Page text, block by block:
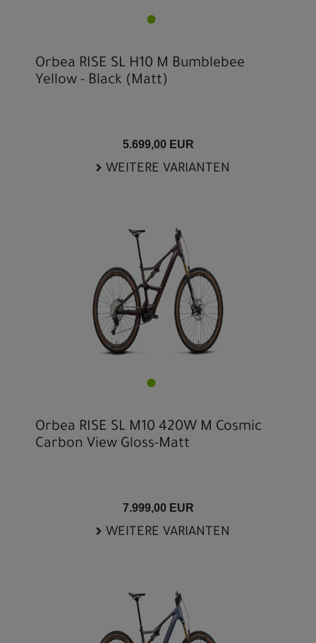
Orbea RISE SL H10 M Bumblebee
Yellow - Black (Matt)
5.699,00 EUR
WEITERE VARIANTEN
Orbea RISE SL M10 420W M Cosmic
Carbon View Gloss-Matt
7.999,00 EUR
WEITERE VARIANTEN